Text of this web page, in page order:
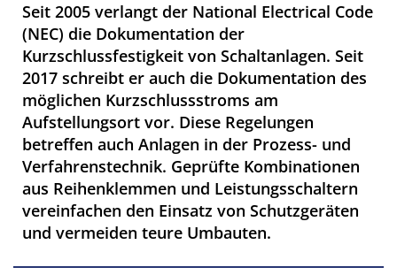
Seit 2005 verlangt der National ­Electrical Code
(NEC) die Dokumentation der
Kurzschlussfestigkeit von Schaltanlagen. Seit
2017 schreibt er auch die Dokumentation des
möglichen Kurzschlussstroms am
Aufstellungsort vor. Diese Regelungen
betreffen auch Anlagen in der ­Prozess- und
Verfahrenstechnik. Geprüfte Kombinationen
aus Reihenklemmen und Leistungsschaltern
vereinfachen den Einsatz von Schutzgeräten
und vermeiden teure Umbauten.